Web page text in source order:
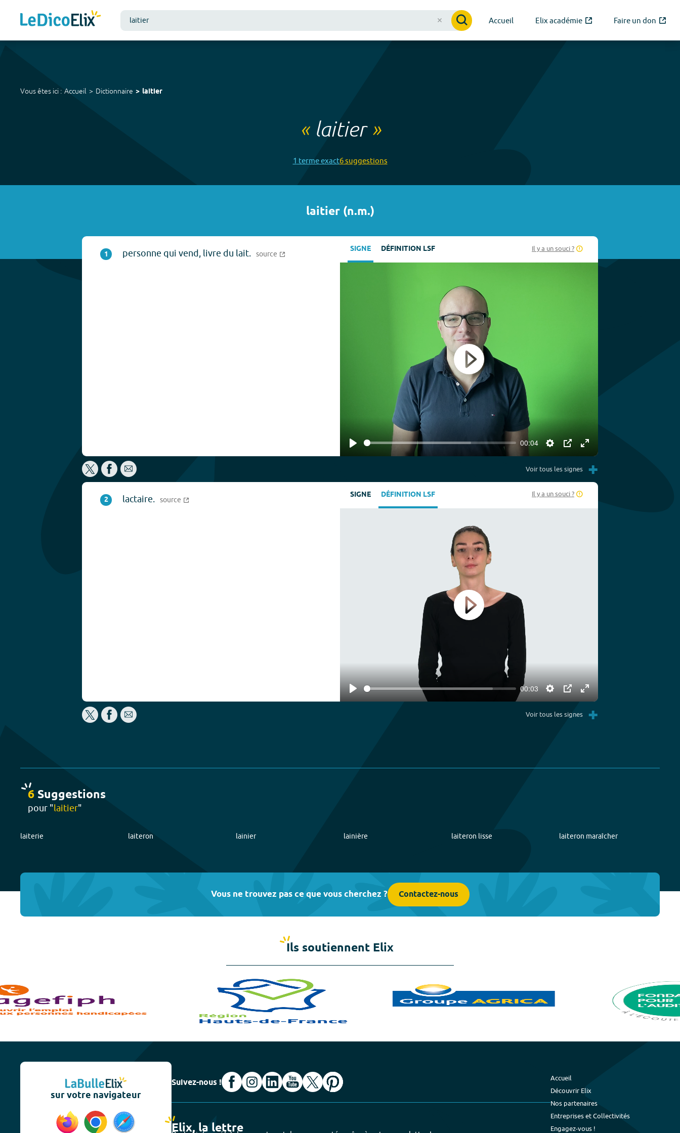
Accueil Elix académie Faire un don
Vous êtes ici : Accueil Dictionnaire laitier
« laitier»
1 termeexact6suggestions
laitier(n.m.)
1 personne qui vend, livre du lait. source SIGNE DÉFINITION LSF Il y a un souci ?
Play
00:04
Settings
PIP Enter
fullscreen
Play
Voir tous les signes +
2 lactaire. source SIGNE DÉFINITION LSF Il y a un souci ?
Play
00:03
Settings
PIP Enter
fullscreen
Play
Voir tous les signes +
6 Suggestions
pour "laitier"
laiterie laiteron lainier lainière laiteron lisse laiteron maraîcher
Vous ne trouvez pas ce que vous cherchez ? Contactez-nous
Ils soutiennent Elix
sur votre navigateur
Suivez-nous !
Elix, la lettre
Accueil
Découvrir Elix
Nos partenaires
Entreprises et Collectivités
Engagez-vous !